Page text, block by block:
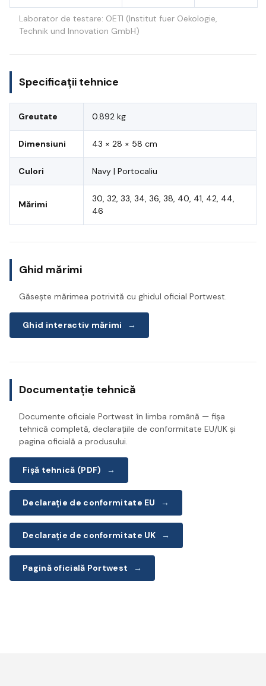
Laborator de testare: OETI (Institut fuer Oekologie,
Technik und Innovation GmbH)
Specificații tehnice
Greutate 0.892 kg
Dimensiuni 43 × 28 × 58 cm
Culori Navy | Portocaliu
Mărimi
30, 32, 33, 34, 36, 38, 40, 41, 42, 44,
46
Ghid mărimi
Găsește mărimea potrivită cu ghidul oficial Portwest.
Ghid interactiv mărimi →
Documentație tehnică
Documente oficiale Portwest în limba română — fișa
tehnică completă, declarațiile de conformitate EU/UK și
pagina oficială a produsului.
Fișă tehnică (PDF) →
Declarație de conformitate EU →
Declarație de conformitate UK →
Pagină oficială Portwest →